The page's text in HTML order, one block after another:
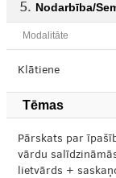
Nodarbība/
Modalitāte
Klātiene
Tēmas
Pārskats par
vārdu
lietvārds +